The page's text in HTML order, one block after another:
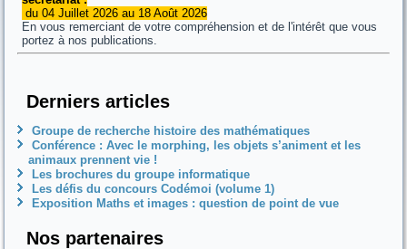
du 04 Juillet 2026 au 18 Août 2026
En vous remerciant de votre compréhension et de l'intérêt que vous
portez à nos publications.
Derniers articles
Groupe de recherche histoire des mathématiques
Conférence : Avec le morphing, les objets s’animent et les
animaux prennent vie !
Les brochures du groupe informatique
Les défis du concours Codémoi (volume 1)
Exposition Maths et images : question de point de vue
Nos partenaires